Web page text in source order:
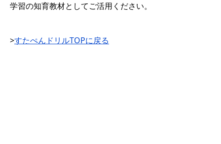
学習の知育教材としてご活用ください。
>すたぺんドリルTOPに戻る